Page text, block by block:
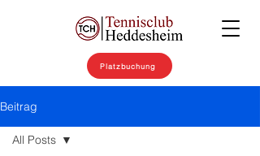
Platzbuchung
Beitrag
All Posts